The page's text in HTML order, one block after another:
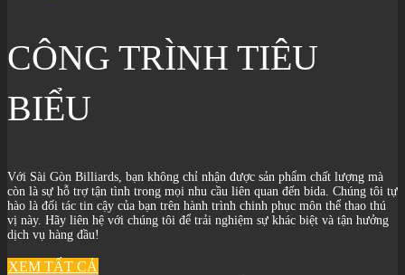
CÔNG TRÌNH TIÊU
BIỂU
Với Sài Gòn Billiards, bạn không chỉ nhận được sản phẩm chất lượng mà
còn là sự hỗ trợ tận tình trong mọi nhu cầu liên quan đến bida. Chúng tôi tự
hào là đối tác tin cậy của bạn trên hành trình chinh phục môn thể thao thú
vị này. Hãy liên hệ với chúng tôi để trải nghiệm sự khác biệt và tận hưởng
dịch vụ hàng đầu!
XEM TẤT CẢ